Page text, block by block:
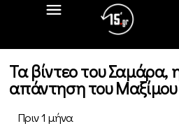
Τα βίντεο του Σαμάρα,
απάντηση του Μαξίμου
Πριν 1 μήνα